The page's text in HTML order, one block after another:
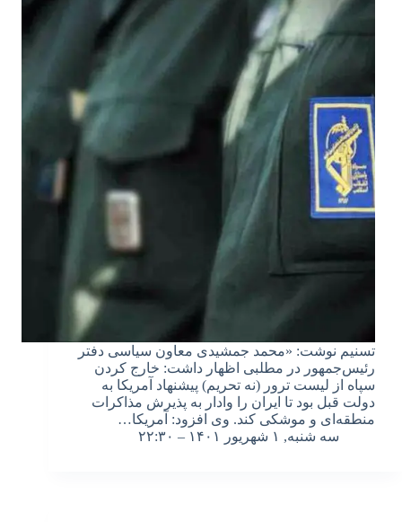
تسنیم نوشت: «محمد جمشیدی معاون سیاسی دفتر
رئیس‌جمهور در مطلبی اظهار داشت: خارج کردن
سپاه از لیست ترور (نه تحریم) پیشنهاد آمریکا به
دولت قبل بود تا ایران را وادار به پذیرش مذاکرات
منطقه‌ای و موشکی کند. وی افزود: آمریکا…
سه شنبه, ۱ شهریور ۱۴۰۱ – ۲۲:۳۰